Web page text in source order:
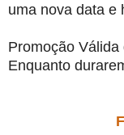
uma nova data e
Promoção
Enquanto